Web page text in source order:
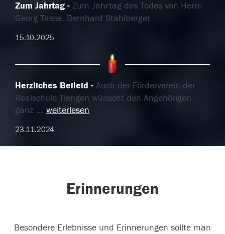
Zum Jahrtag
Zum Jahrtag des Todes von Herrn
Georg Tasse. Bernhard Stahlberger
15.10.2025
Herzliches Beileid
Auch der Förderverein der
Realschule Tiengen wünscht den Angehörigen
ganz ... weiterlesen
23.11.2024
Erinnerungen
Besondere Erlebnisse und Erinnerungen sollte man